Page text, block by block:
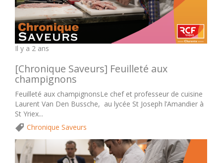
Il y a 2 ans
[Chronique Saveurs] Feuilleté aux
champignons
Feuilleté aux champignonsLe chef et professeur de cuisine
Laurent Van Den Bussche, au lycée St Joseph l’Amandier à
St Yriex...
Chronique Saveurs